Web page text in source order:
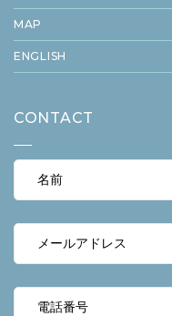
MAP
ENGLISH
CONTACT